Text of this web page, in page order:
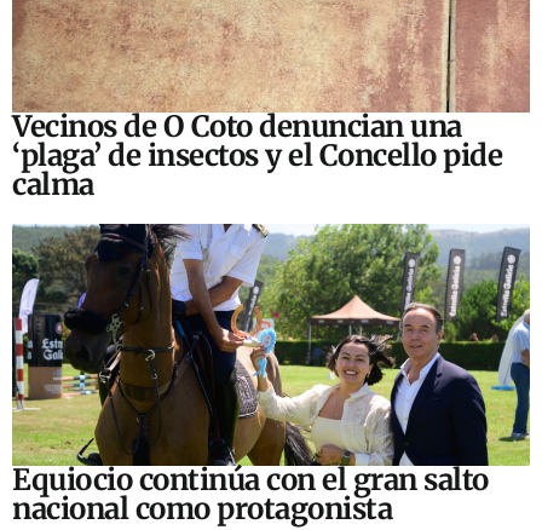
Vecinos de O Coto denuncian una
‘plaga’ de insectos y el Concello pide
calma
Equiocio continúa con el gran salto
nacional como protagonista